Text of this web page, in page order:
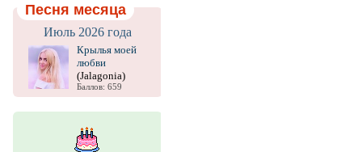
Песня месяца
Июль 2026 года
Крылья моей
любви
(Jalagonia)
Баллов: 659